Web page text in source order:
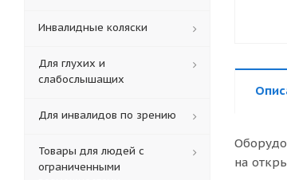
на
Инвалидные коляски
Для глухих и
слабослышащих
Для инвалидов по зрению
Товары для людей с
ограниченными